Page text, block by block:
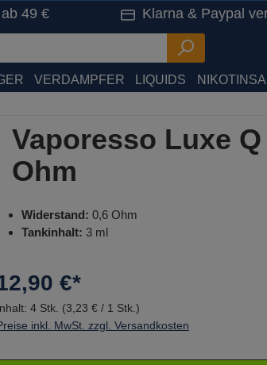
49 € Klarna & Paypal
VERDAMPFER LIQUIDS
Vaporesso Luxe
Ohm
Widerstand: 0,6 Ohm
Tankinhalt: 3 ml
€*
4 Stk. (3,23 € / 1 Stk.)
inkl. MwSt. zzgl. Versandkosten